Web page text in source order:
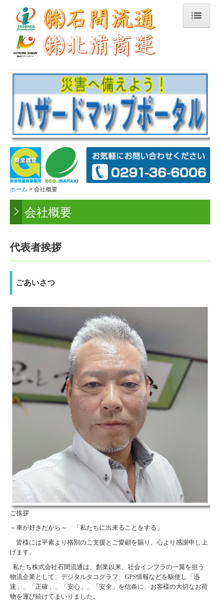
ホーム
業務委託までの流れ
保有車両の紹介
Q&A
燃料サーチャージ制の趣旨
燃料サーチャージ制の導入例
事故防止対策
Gマークとは
活動報告
採用情報
交通案内
お問合せ
個人情報保護方針
ホーム 会社概要
会社概要
代表者挨拶
ごあいさつ
ご挨拶
～車が好きだから～ 「私たちに出来ることをする」
皆様には平素より格別のご支援とご愛顧を賜り、心より感謝申し上
げます。
私たち株式会社石間流通は、創業以来、社会インフラの一翼を担う
物流企業として、デジタルタコグラフ、GPS情報などを駆使し「迅
速」、「正確」、「安心」、「安全」を信条に、お客様の大切なお荷
物を運び続けてまいりました。